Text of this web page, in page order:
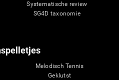
Systematische review
SG4D taxonomie
Melodisch Tennis
Geklutst